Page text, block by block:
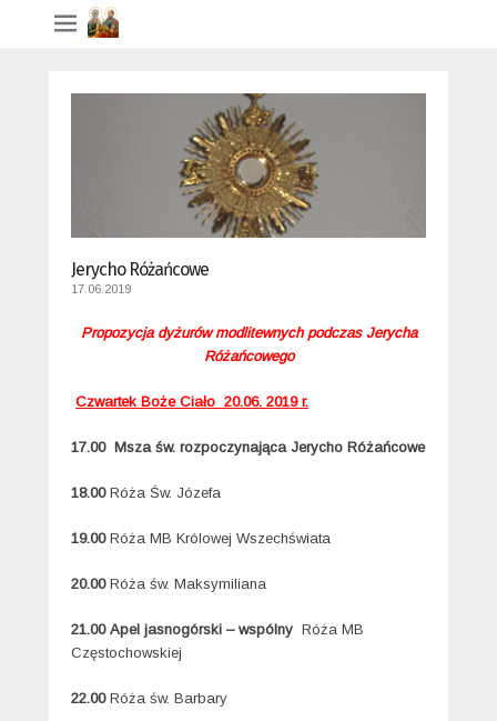
Jerycho Różańcowe
17.06.2019
Propozycja dyżurów modlitewnych podczas Jerycha
Różańcowego
Czwartek Boże Ciało 20.06. 2019 r.
17.00 Msza św. rozpoczynająca Jerycho Różańcowe
18.00Róża Św. Józefa
19.00 Róża MB Królowej Wszechświata
20.00 Róża św. Maksymiliana
21.00 Apel jasnogórski – wspólny Róża MB
Częstochowskiej
22.00Róża św. Barbary